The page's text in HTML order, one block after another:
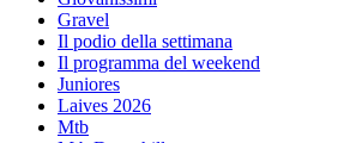
Gravel
Il podio della settimana
Il programma del weekend
Juniores
Laives 2026
Mtb